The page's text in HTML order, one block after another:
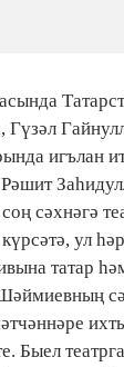
игълан
сәхнәгә
ул
татар
Быел